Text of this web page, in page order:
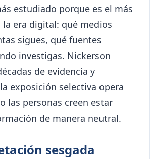
estudiado porque es el más
la era digital: qué medios
sigues, qué fuentes
investigas. Nickerson
de evidencia y
exposición selectiva opera
las personas creen estar
de manera neutral.
sesgada